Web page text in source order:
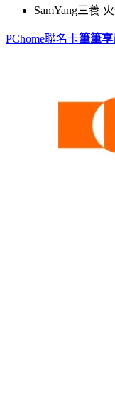
SamYang三養
PChome聯名卡筆筆